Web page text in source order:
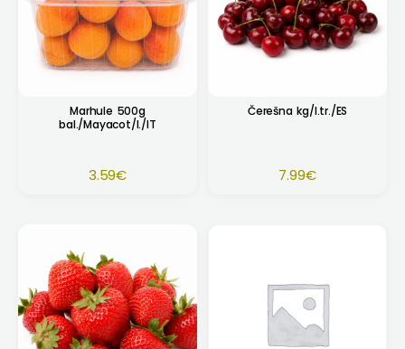
Marhule 500g
bal./Mayacot/I./IT
3.59€
Čerešna kg/I.tr./ES
7.99€